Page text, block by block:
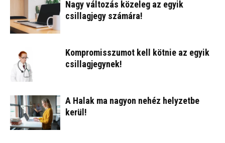
Nagy változás közeleg az egyik
csillagjegy számára!
Kompromisszumot kell kötnie az egyik
csillagjegynek!
A Halak ma nagyon nehéz helyzetbe
kerül!